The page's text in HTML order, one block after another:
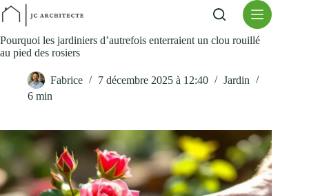
Passer
contenu
Pourquoi les jardiniers d’autrefois enterraient un clou rouillé
au pied des rosiers
Fabrice 7 décembre 2025 à 12:40
Jardin
6 min